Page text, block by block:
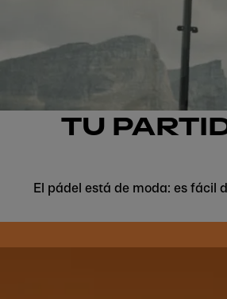
TU
El pádel está de moda: es fácil